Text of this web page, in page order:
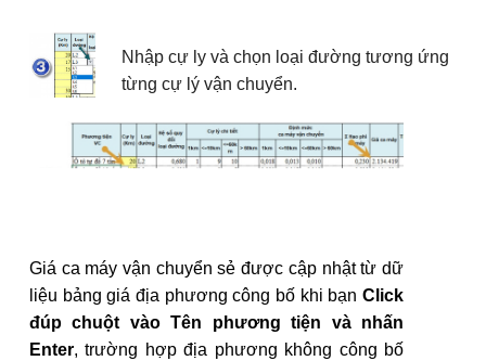
Nhập cự ly và chọn loại đường tương ứng
từng cự lý vận chuyển.
Giá ca máy vận chuyển sẻ được cập nhật từ dữ
liệu bảng giá địa phương công bố khi bạn Click
đúp chuột vào Tên phương tiện và nhấn
Enter, trường hợp địa phương không công bố